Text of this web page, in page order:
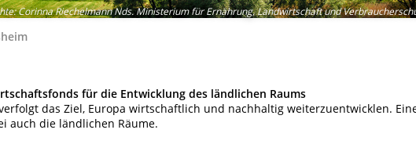
:Corinna Riechelmann Nds. Ministerium für Ernährung, Landwirtschaft und
für die Entwicklung des ländlichen Raums
das Ziel, Europa wirtschaftlich und nachhaltig weiterzuentwicklen.
auch die ländlichen Räume.